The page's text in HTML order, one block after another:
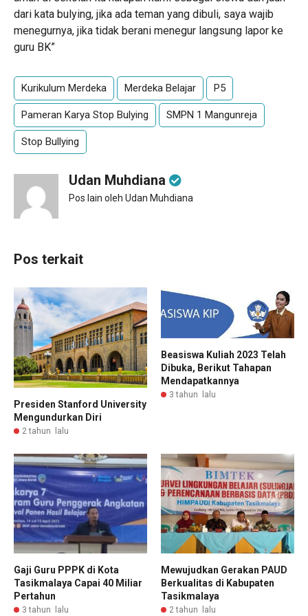
dari kata bulying, jika ada teman yang dibuli, saya wajib
menegurnya, jika tidak berani menegur langsung lapor ke
guru BK”
Kurikulum Merdeka Merdeka Belajar P5
Pameran Karya Stop Bulying SMPN 1 Mangunreja
Stop Bullying
Udan Muhdiana
Pos lain oleh Udan Muhdiana
Pos terkait
Presiden Stanford University
Mengundurkan Diri
2 tahun lalu
Beasiswa Kuliah 2023 Telah
Dibuka, Berikut Tahapan
Mendapatkannya
3 tahun lalu
Gaji Guru PPPK di Kota
Tasikmalaya Capai 40 Miliar
Pertahun
3 tahun lalu
Mewujudkan Gerakan PAUD
Berkualitas di Kabupaten
Tasikmalaya
2 tahun lalu